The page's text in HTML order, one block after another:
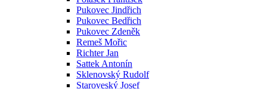
Pukovec Jindřich
Pukovec Bedřich
Pukovec Zdeněk
Remeš Mořic
Richter Jan
Sattek Antonín
Sklenovský Rudolf
Staroveský Josef